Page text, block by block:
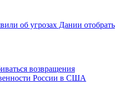
об угрозах Дании отобрать
возвращения
России в США